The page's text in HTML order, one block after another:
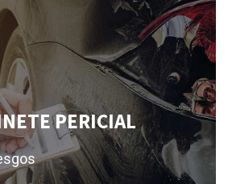
PERICIAL